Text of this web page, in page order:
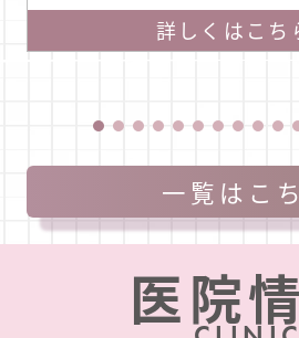
位置にあります。瑞穂通5丁目は
にくこともございますので、クリ
場内でのトラブルや事故等の責任
詳しくはこち
一覧はこ
医院